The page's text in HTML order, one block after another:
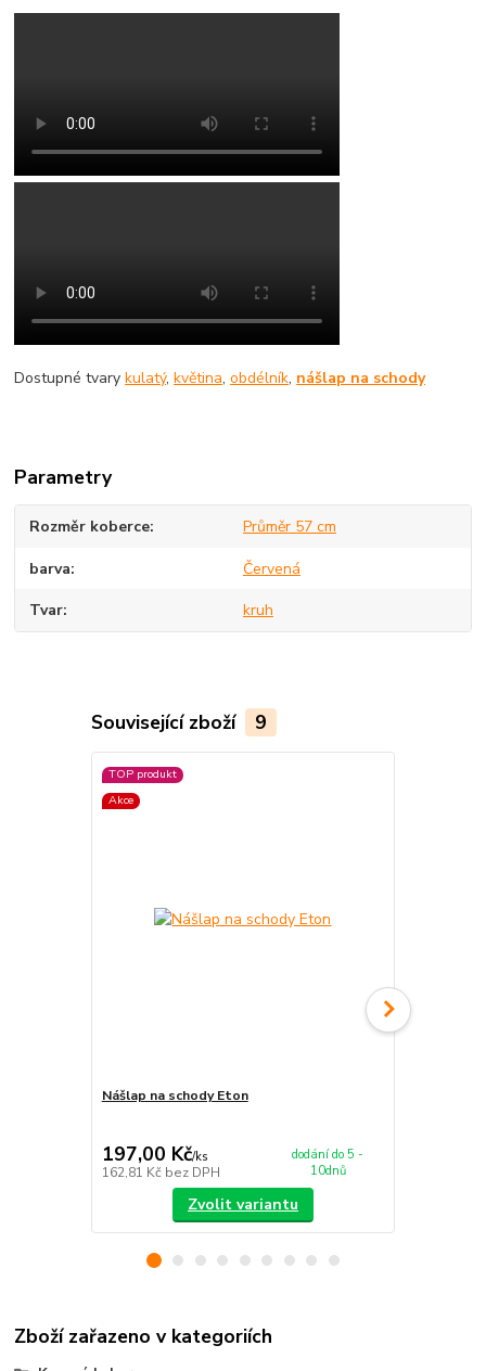
Dostupné tvarykulatý,květina,obdélník, nášlap na schody
Parametry
Rozměr koberce Průměr 57 cm
barva Červená
Tvar kruh
Související zboží 9
TOP produkt
Akce
Nášlap na schody Eton
197,00 Kč/ks
162,81 Kč bez DPH
dodání do 5 -
10dnů
Zvolit variantu
Zboží zařazeno v kategoriích